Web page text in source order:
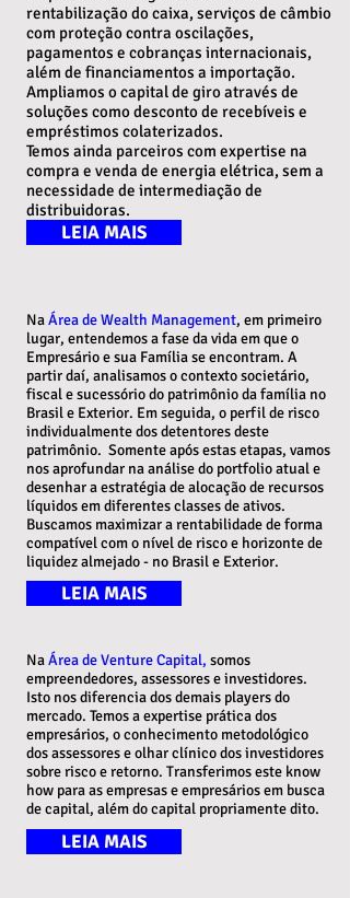
rentabilização do caixa, serviços de câmbio
com proteção contra oscilações,
pagamentos e cobranças internacionais,
além de financiamentos a importação.
Ampliamos o capital de giro através de
soluções como desconto de recebíveis e
empréstimos colaterizados.
Temos ainda parceiros com expertise na
compra e venda de energia elétrica, sem a
necessidade de intermediação de
distribuidoras.
LEIA MAIS
NaÁrea de Wealth Management, em primeiro
lugar, entendemos a fase da vida em que o
Empresário e sua Família se encontram. A
partir daí, analisamos o contexto societário,
fiscal e sucessório do patrimônio da família no
Brasil e Exterior. Em seguida, o perfil de risco
individualmente dos detentores deste
patrimônio. Somente após estas etapas, vamos
nos aprofundar na análise do portfolio atual e
desenhar a estratégia de alocação de recursos
líquidos em diferentes classes de ativos.
Buscamos maximizar a rentabilidade de forma
compatível com o nível de risco e horizonte de
liquidez almejado - no Brasil e Exterior.
LEIA MAIS
NaÁrea de Venture Capital, somos
empreendedores, assessores e investidores.
Isto nos diferencia dos demais players do
mercado. Temos a expertise prática dos
empresários, o conhecimento metodológico
dos assessores e olhar clínico dos investidores
sobre risco e retorno. Transferimos este know
how para as empresas e empresários em busca
de capital, além do capital propriamente dito.
LEIA MAIS